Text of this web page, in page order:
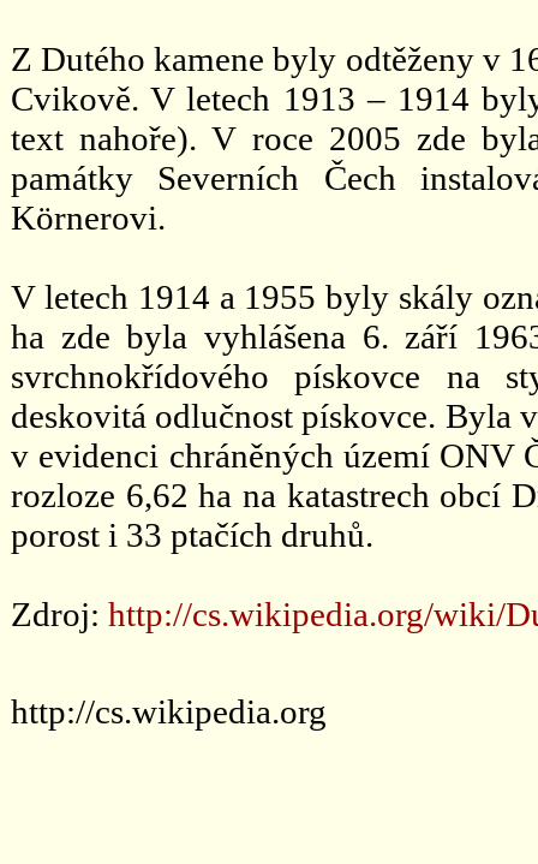
Z Dutého kamene byly odtěženy v
Cvikově. V letech 1913 – 1914
text nahoře). V roce 2005 zde
památky Severních Čech
Körnerovi.
V letech 1914 a 1955 byly skály
ha zde byla vyhlášena 6. září
svrchnokřídového pískovce na
deskovitá odlučnost pískovce.
v evidenci chráněných území ONV
rozloze 6,62 ha na katastrech obcí
porost i 33 ptačích druhů.
Zdroj: http://cs.wikipedia.org/wiki/
http://cs.wikipedia.org